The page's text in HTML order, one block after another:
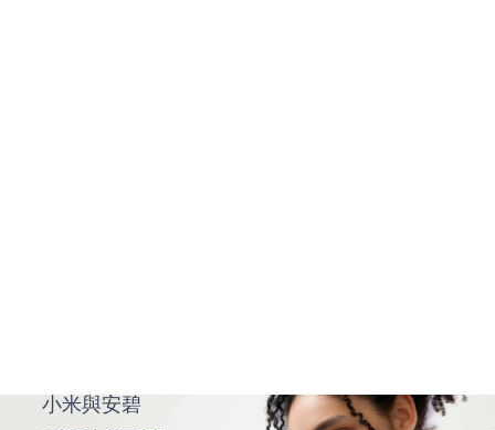
小米與安碧